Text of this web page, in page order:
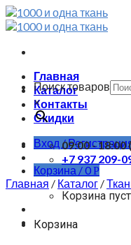
Skip
to
Главная
Каталог
Контакты
Скидки
Вход /
Корзина /0Р
Корзина
Корзина
Поиск товаров
×
09:00 - 18:00
+7 937 209-
Главная / Каталог /